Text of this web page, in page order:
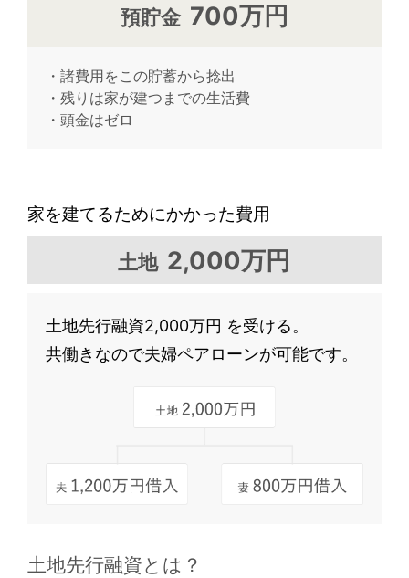
預貯金 700万円
・諸費用をこの貯蓄から捻出
・残りは家が建つまでの生活費
・頭金はゼロ
家を建てるためにかかった費用
土地 2,000万円
土地先行融資2,000万円 を受ける。
共働きなので夫婦ペアローンが可能です。
土地先行融資とは？